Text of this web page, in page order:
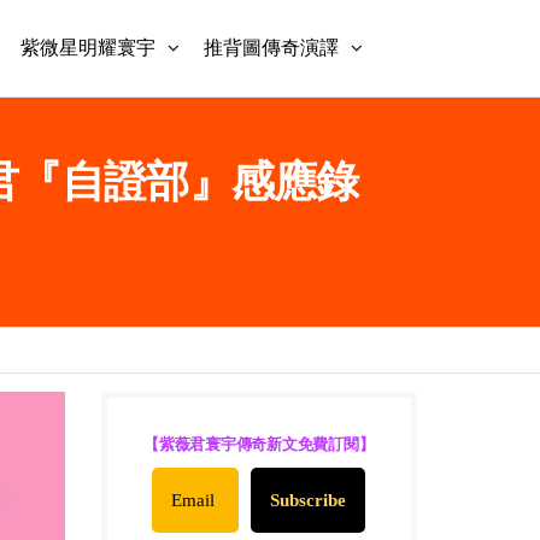
紫微星明耀寰宇 推背圖傳奇演譯
『自證部』感應錄
【紫薇君寰宇傳奇新文免費訂閱】